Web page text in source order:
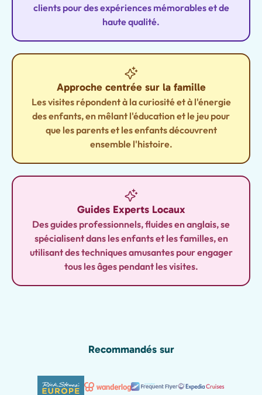
clients pour des expériences mémorables et de
haute qualité.
Approche centrée sur la famille
Les visites répondent à la curiosité et à l'énergie
des enfants, en mêlant l'éducation et le jeu pour
que les parents et les enfants découvrent
ensemble l'histoire.
Guides Experts Locaux
Des guides professionnels, fluides en anglais, se
spécialisent dans les enfants et les familles, en
utilisant des techniques amusantes pour engager
tous les âges pendant les visites.
Recommandés sur